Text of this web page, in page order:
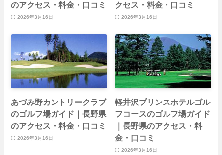
のアクセス・料金・口コミ
2026年3月16日
クセス・料金・口コミ
2026年3月16日
あづみ野カントリークラブ
のゴルフ場ガイド｜長野県
のアクセス・料金・口コミ
2026年3月16日
軽井沢プリンスホテルゴル
フコースのゴルフ場ガイド
｜長野県のアクセス・料
金・口コミ
2026年3月16日